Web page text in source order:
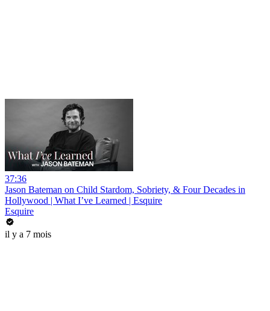
37:36
Jason Bateman on Child Stardom, Sobriety, & Four Decades in
Hollywood | What I’ve Learned | Esquire
Esquire
il y a 7 mois